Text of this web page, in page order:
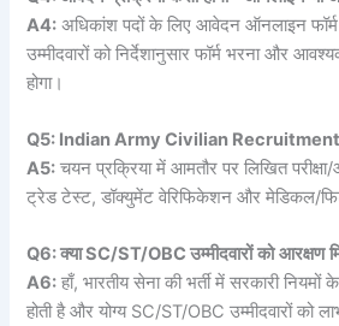
A4: अधिकांश पदों के लिए आवेदन ऑनलाइन फॉर्म
उम्मीदवारों को निर्देशानुसार फॉर्म भरना और
होगा।
Q5: Indian Army Civilian
A5: चयन प्रक्रिया में आमतौर पर लिखित
ट्रेड टेस्ट, डॉक्युमेंट वेरिफिकेशन और मेडिकल/
Q6:क्याSC/ST/OBCउम्मीदवारों को आरक्षण
A6: हाँ, भारतीय सेना की भर्ती में सरकारी
होती है और योग्य SC/ST/OBC उम्मीदवारों को